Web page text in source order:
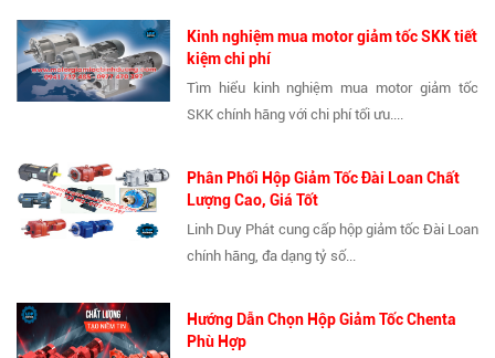
Kinh nghiệm mua motor giảm tốc SKK tiết
kiệm chi phí
Tìm hiểu kinh nghiệm mua motor giảm tốc
SKK chính hãng với chi phí tối ưu....
Phân Phối Hộp Giảm Tốc Đài Loan Chất
Lượng Cao, Giá Tốt
Linh Duy Phát cung cấp hộp giảm tốc Đài Loan
chính hãng, đa dạng tỷ số...
Hướng Dẫn Chọn Hộp Giảm Tốc Chenta
Phù Hợp